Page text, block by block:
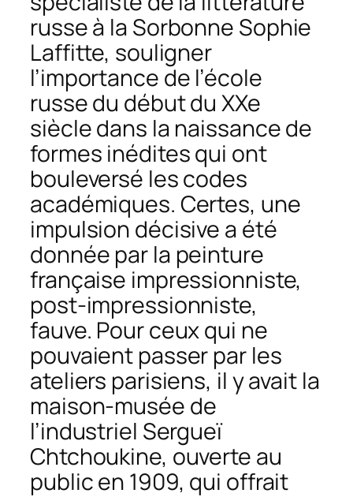
russe à la Sorbonne Sophie
Laffitte, souligner
l’importance de l’école
russe du début du XXe
siècle dans la naissance de
formes inédites qui ont
bouleversé les codes
académiques. Certes, une
impulsion décisive a été
donnée par la peinture
française impressionniste,
post-impressionniste,
fauve. Pour ceux qui ne
pouvaient passer par les
ateliers parisiens, il y avait la
maison-musée de
l’industriel Sergueï
Chtchoukine, ouverte au
public en 1909, qui offrait